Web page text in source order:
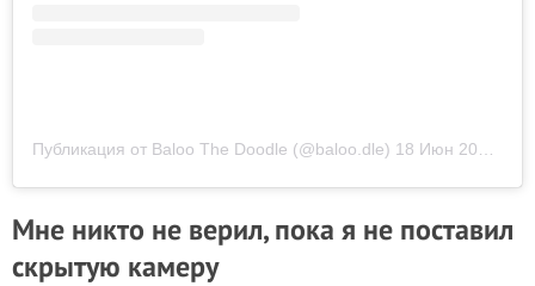
Публикация от Baloo The Doodle (@baloo.dle) 18 Июн 2019 в 7:40 PDT
Мне никто не верил, пока я не поставил
скрытую камеру